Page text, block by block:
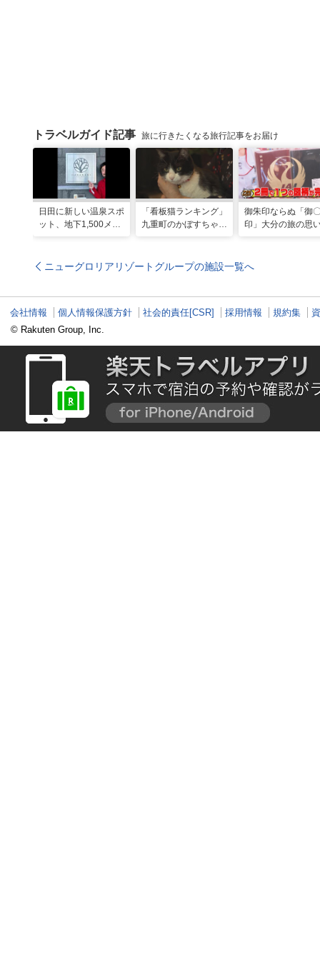
トラベルガイド記事 旅に行きたくなる旅行記事をお届け
日田に新しい温泉スポ
ット、地下1,500メー
「看板猫ランキング」
九重町のかぼすちゃ
御朱印ならぬ「御
印」大分の旅の思
ニューグロリアリゾートグループの施設一覧へ
会社情報 個人情報保護方針 社会的責任[CSR] 採用情報 規約集
© Rakuten Group, Inc.